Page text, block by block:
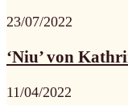
23/07/2022
‘Niu’ von
11/04/2022